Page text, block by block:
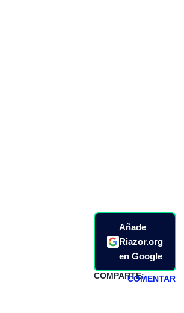
Añade
Riazor.org
en Google
COMPARTE:COMENTAR